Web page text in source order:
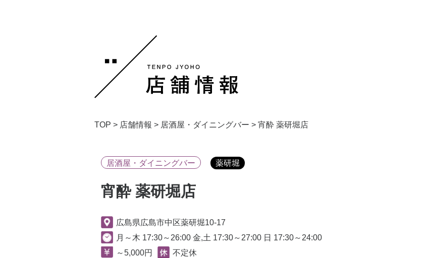
TOP > 店舗情報 > 居酒屋・ダイニングバー > 宵酔 薬研堀店
居酒屋・ダイニングバー 薬研堀
宵酔 薬研堀店
広島県広島市中区薬研堀10-17
月～木 17:30～26:00 金,土 17:30～27:00 日 17:30～24:00
～5,000円
不定休